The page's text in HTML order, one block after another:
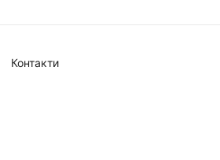
Контакти